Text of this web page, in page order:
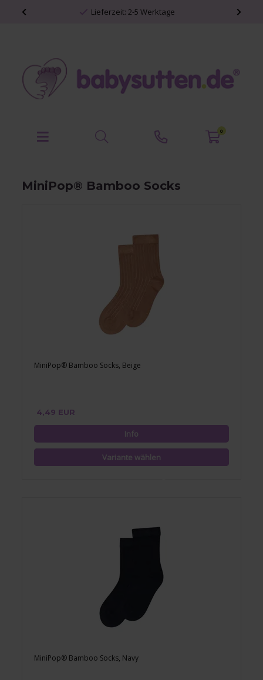
Lieferzeit: 2-5 Werktage
0
MiniPop® Bamboo Socks
MiniPop® Bamboo Socks, Beige
4,49 EUR
MiniPop® Bamboo Socks, Navy